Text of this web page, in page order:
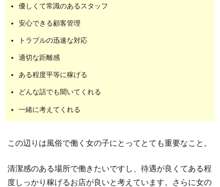
優しくて常識のあるスタッフ
安心できる顧客管理
トラブルの迅速な対応
適切な距離感
ある程度平等に稼げる
どんな話でも聞いてくれる
一緒に考えてくれる
この辺りは風俗で働く女の子にとってとても重要なこと。
清潔感のある場所で働きたいですし、待遇が良くてある程
度しっかり稼げるお店が良いと考えています。さらに女の